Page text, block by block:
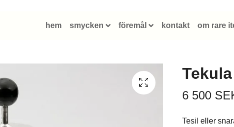
hem smycken föremål kontakt om rare
Tekula
6 500
Tesil eller